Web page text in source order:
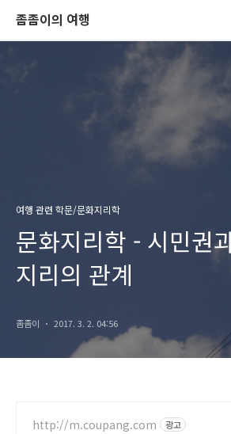
좀좀이의 여행
여행 관련 학문/문화지리학
문화지리학 - 시민권
지리의 관계
좀좀이 2017. 3. 2. 04:56
http://m.coupang.com 광고